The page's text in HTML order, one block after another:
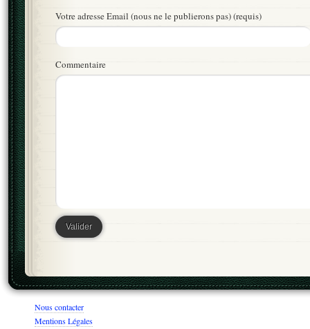
Votre adresse Email (nous ne le publierons pas) (requis)
Commentaire
Nous contacter
Mentions Légales